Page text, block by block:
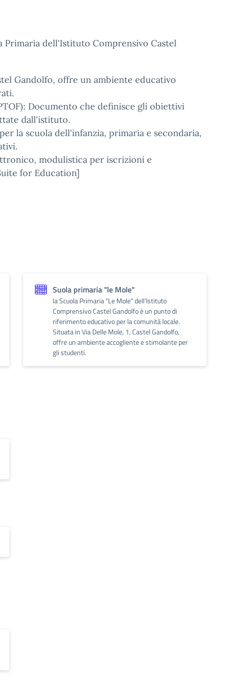
dell'Istituto Comprensivo Castel
Gandolfo, offre un ambiente educativo
Documento che definisce gli obiettivi
dall'istituto.
la scuola dell'infanzia, primaria e secondaria,
modulistica per iscrizioni e
for Education]
Suola primaria "le Mole"
la Scuola Primaria "Le Mole" dell'Istituto
Comprensivo Castel Gandolfo è un punto di
riferimento educativo per la comunità locale.
Situata in Via Delle Mole, 1, Castel Gandolfo,
offre un ambiente accogliente e stimolante per
gli studenti.